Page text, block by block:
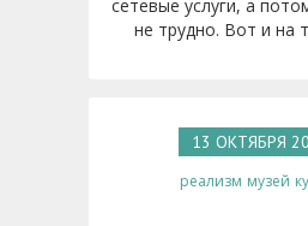
сетевые услуги, а
не трудно. Вот и на
13 ОКТЯБРЯ
реализм музей